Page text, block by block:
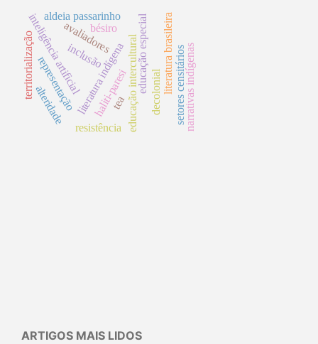
decolonial
literatura indígena
inteligência artificial educação intercultural
avaliadores educação especial
tea
inclusão
aldeia passarinho
representação literatura brasileira
territorialização setores censitários
alteridade haliti-paresi
resistência
bésiro
narrativas indígenas
ARTIGOS MAIS LIDOS